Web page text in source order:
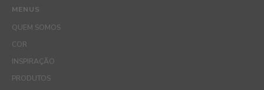
MENUS
QUEM SOMOS
COR
INSPIRAÇÃO
PRODUTOS